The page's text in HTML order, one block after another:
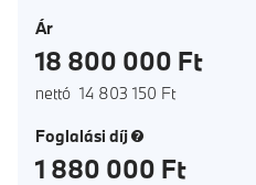
Ár
18 800 000 Ft
nettó 14 803 150 Ft
Foglalási díj (új ablak)
1 880 000 Ft